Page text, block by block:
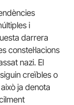
i
darrera
constel·lacions
nazi. El
creïbles o
ja denota